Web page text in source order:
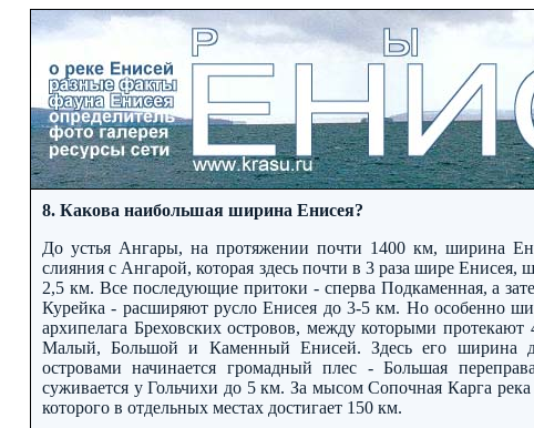
8. Какова наибольшая ширина Енисея?
До устья Ангары, на протяжении почти 1400 км, ширина
слияния с Ангарой, которая здесь почти в 3 раза шире Енисея,
2,5 км. Все последующие притоки - сперва Подкаменная, а
Курейка - расширяют русло Енисея до 3-5 км. Но особенно
архипелага Бреховских островов, между которыми
Малый, Большой и Каменный Енисей. Здесь его ширина
островами начинается громадный плес - Большая
суживается у Гольчихи до 5 км. За мысом Сопочная Карга
которого в отдельных местах достигает 150 км.